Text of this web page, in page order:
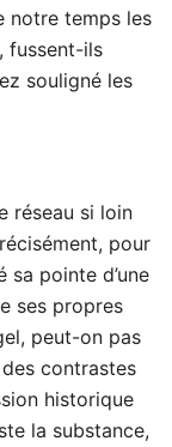
notre temps les
fussent-ils
souligné les
réseau si loin
pour
sa pointe d’une
ses propres
peut-on pas
contrastes
historique
la substance,